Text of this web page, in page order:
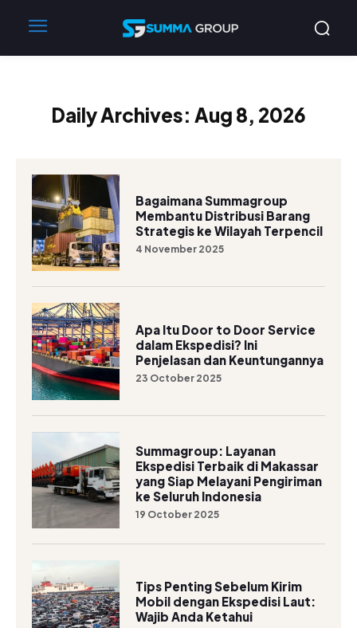
Daily Archives: Aug 8, 2026
Bagaimana Summagroup
Membantu Distribusi Barang
Strategis ke Wilayah Terpencil
4 November 2025
Apa Itu Door to Door Service
dalam Ekspedisi? Ini
Penjelasan dan Keuntungannya
23 October 2025
Summagroup: Layanan
Ekspedisi Terbaik di Makassar
yang Siap Melayani Pengiriman
ke Seluruh Indonesia
19 October 2025
Tips Penting Sebelum Kirim
Mobil dengan Ekspedisi Laut:
Wajib Anda Ketahui